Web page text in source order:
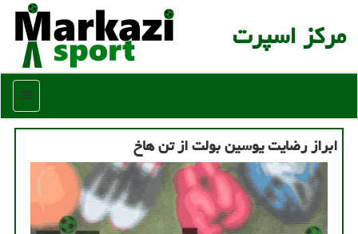
مركز اسپرت
منو
ابراز رضایت یوسین بولت از تن هاخ